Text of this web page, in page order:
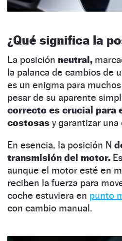
¿Qué significa la
La posición neutral,
la palanca de cambios de
es un enigma para muchos
pesar de su aparente
correcto es crucial para
costosas y garantizar
En esencia, la posición N
transmisión del motor.
aunque el motor esté en
reciben la fuerza para
coche estuviera en punto
con cambio manual.